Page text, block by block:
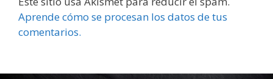
Aprende cómo se procesan los datos de tus
comentarios.